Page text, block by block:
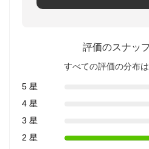
評価のスナッ
すべての評価の分布
5 星
4 星
3 星
2 星